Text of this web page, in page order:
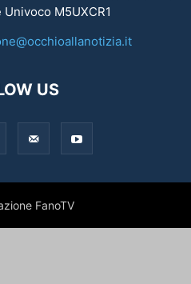
M5UXCR1
US
FanoTV